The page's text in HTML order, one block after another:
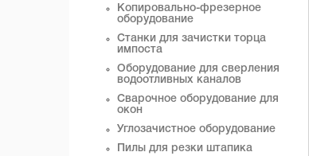
Копировально-фрезерное
оборудование
Станки для зачистки торца
импоста
Оборудование для сверления
водоотливных каналов
Сварочное оборудование для
окон
Углозачистное оборудование
Пилы для резки штапика